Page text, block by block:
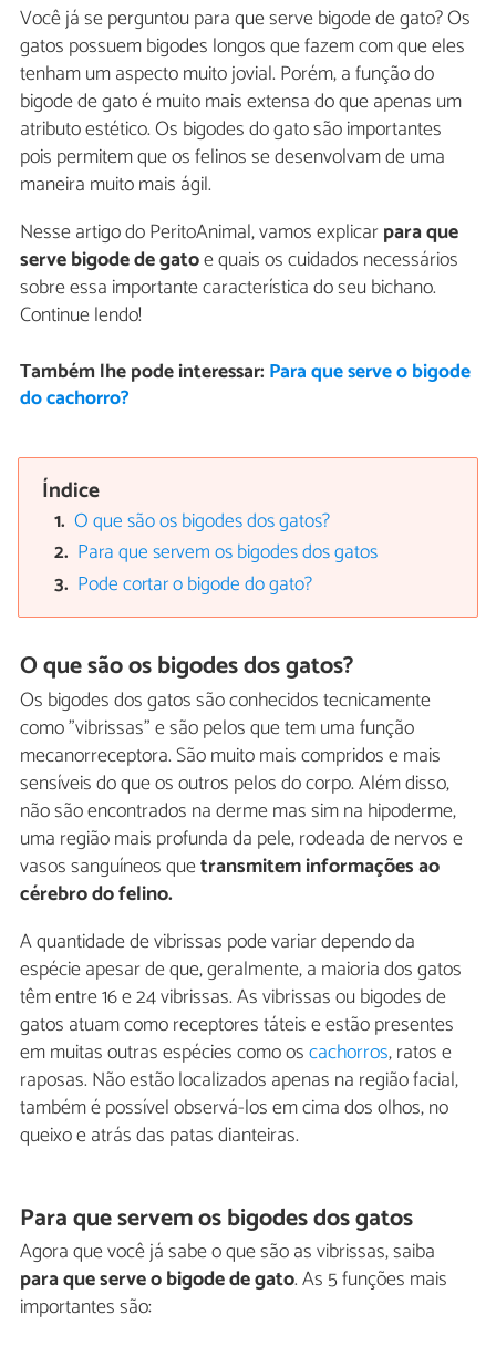
Você já se perguntou para que serve bigode de gato? Os
gatos possuem bigodes longos que fazem com que eles
tenham um aspecto muito jovial. Porém, a função do
bigode de gato é muito mais extensa do que apenas um
atributo estético. Os bigodes do gato são importantes
pois permitem que os felinos se desenvolvam de uma
maneira muito mais ágil.
Nesse artigo do PeritoAnimal, vamos explicarpara que
serve bigode de gatoe quais os cuidados necessários
sobre essa importante característica do seu bichano.
Continue lendo!
Também lhe pode interessar: Para que serve o bigode
do cachorro?
Índice
O que são os bigodes dos gatos?
Para que servem os bigodes dos gatos
Pode cortar o bigode do gato?
O que são os bigodes dos gatos?
Os bigodes dos gatos são conhecidos tecnicamente
como "vibrissas" e são pelos que tem uma função
mecanorreceptora. São muito mais compridos e mais
sensíveis do que os outros pelos do corpo. Além disso,
não são encontrados na derme mas sim na hipoderme,
uma região mais profunda da pele, rodeada de nervos e
vasos sanguíneos quetransmitem informações ao
cérebro do felino.
A quantidade de vibrissas pode variar dependo da
espécie apesar de que, geralmente, a maioria dos gatos
têm entre 16 e 24 vibrissas. As vibrissas ou bigodes de
gatos atuam como receptores táteis e estão presentes
em muitas outras espécies como oscachorros, ratos e
raposas. Não estão localizados apenas na região facial,
também é possível observá-los em cima dos olhos, no
queixo e atrás das patas dianteiras.
Para que servem os bigodes dos gatos
Agora que você já sabe o que são as vibrissas, saiba
para que serve o bigode de gato. As 5 funções mais
importantes são: